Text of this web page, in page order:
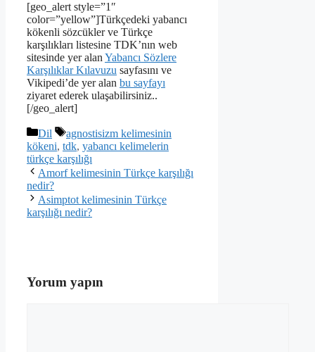
[geo_alert style=”1″
color=”yellow”]Türkçedeki yabancı
kökenli sözcükler ve Türkçe
karşılıkları listesine TDK’nın web
sitesinde yer alan Yabancı Sözlere
Karşılıklar Kılavuzu sayfasını ve
Vikipedi’de yer alan bu sayfayı
ziyaret ederek ulaşabilirsiniz..
[/geo_alert]
Kategoriler
Dil Etiketler
agnostisizm kelimesinin
kökeni, tdk, yabancı kelimelerin
türkçe karşılığı
Amorf kelimesinin Türkçe karşılığı
nedir?
Asimptot kelimesinin Türkçe
karşılığı nedir?
Yorum yapın